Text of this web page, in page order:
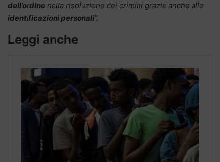
dell’ordine nella risoluzione dei crimini grazie anche alle
identificazioni personali”.
Leggi anche